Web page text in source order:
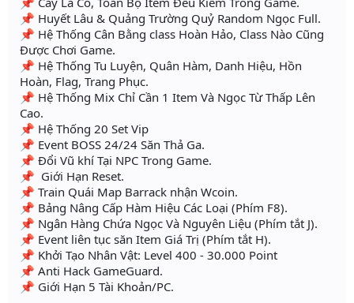
📌 Huyết Lâu & Quảng Trường Quỷ Random Ngọc Full.
📌 Hệ Thống Cân Bằng class Hoàn Hảo, Class Nào Cũng
Được Chơi Game.
📌 Hệ Thống Tu Luyện, Quân Hàm, Danh Hiệu, Hồn
Hoàn, Flag, Trang Phục.
📌 Hệ Thống Mix Chỉ Cần 1 Item Và Ngọc Từ Thấp Lên
Cao.
📌 Hệ Thống 20 Set Vip
📌 Event BOSS 24/24 Săn Thả Ga.
📌 Đổi Vũ khí Tại NPC Trong Game.
📌 Giới Hạn Reset.
📌 Train Quái Map Barrack nhận Wcoin.
📌 Bảng Nâng Cấp Hàm Hiệu Các Loại (Phím F8).
📌 Ngân Hàng Chứa Ngọc Và Nguyên Liệu (Phím tắt J).
📌 Event liên tục săn Item Giá Trị (Phím tắt H).
📌 Khởi Tạo Nhân Vật: Level 400 - 30.000 Point
📌 Anti Hack GameGuard.
📌 Giới Hạn 5 Tài Khoản/PC.